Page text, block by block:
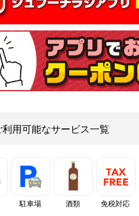
ホーテ
利用可能なサービス一覧
駐車場 酒類 免税対応